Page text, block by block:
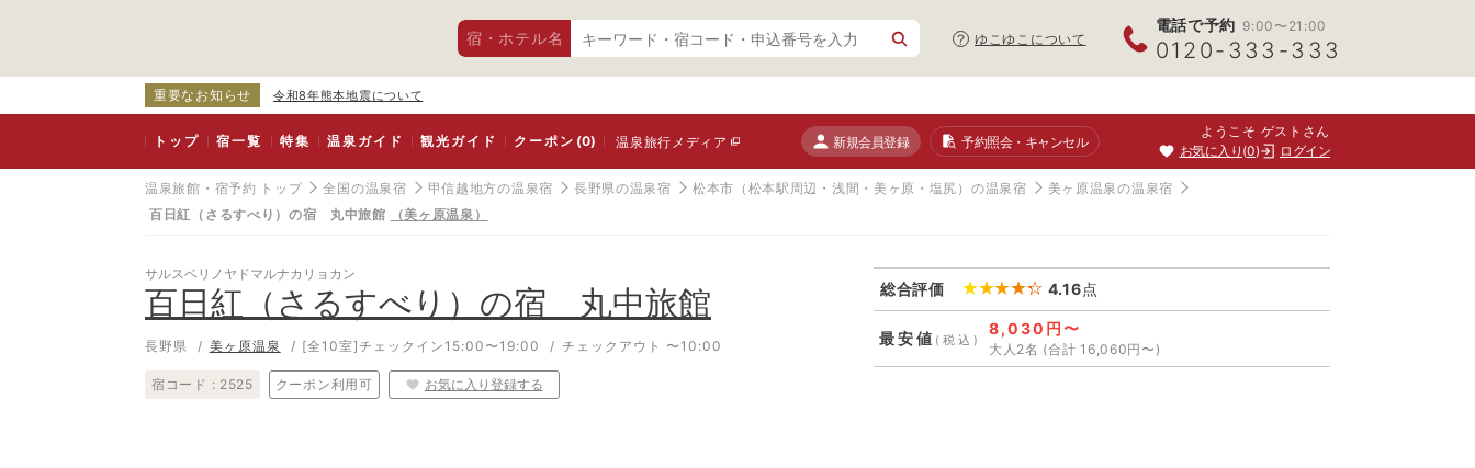
宿・ホテル名 ゆこゆこについて
電話で予約 9:00〜21:00
0120-333-333
重要なお知らせ 令和8年熊本地震について
トップ 宿一覧 特集 温泉ガイド 観光ガイド クーポン(0) 温泉旅行メディア 新規会員登録 予約照会・キャンセル
ようこそ ゲストさん
お気に入り 0 ログイン
温泉旅館・宿予約 トップ 全国の温泉宿 甲信越地方の温泉宿 長野県の温泉宿 松本市（松本駅周辺・浅間・美ヶ原・塩尻）の温泉宿
美ヶ原温泉の温泉宿
百日紅（さるすべり）の宿 丸中旅館
（美ヶ原温泉）
サルスベリノヤドマルナカリョカン
百日紅（さるすべり）の宿 丸中旅館
長野県 美ヶ原温泉 [全10室]チェックイン15:00〜19:00 チェックアウト 〜10:00
宿コード : 2525 クーポン利用可 お気に入り登録する
総合評価 4.16点
最安値 (税込)
8,030円〜
大人2名 (合計 16,060円〜)